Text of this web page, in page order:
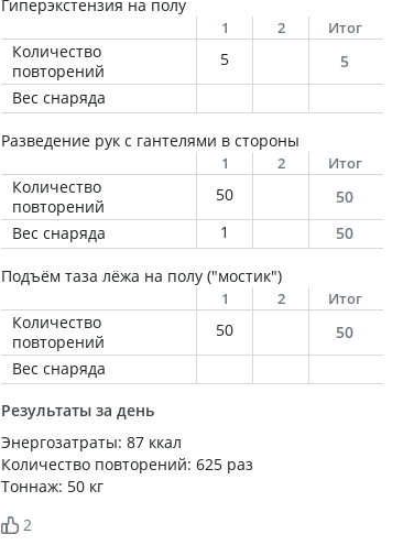
Гиперэкстензия на полу
1 2 Итог
Количество
повторений
5
5
Вес снаряда
Разведение рук с гантелями в стороны
1 2 Итог
Количество
повторений
50
50
Вес снаряда
1 50
Подъём таза лёжа на полу ("мостик")
1 2 Итог
Количество
повторений
50
50
Вес снаряда
Результаты за день
Энергозатраты: 87 ккал
Количество повторений: 625 раз
Тоннаж: 50 кг
2